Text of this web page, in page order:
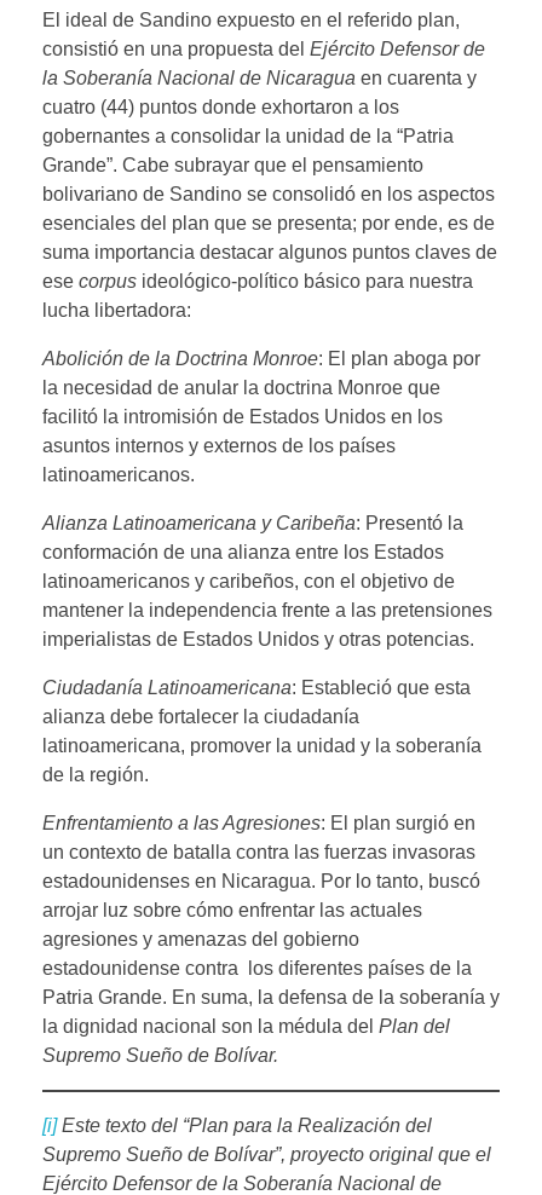
El ideal de Sandino expuesto en el referido plan,
consistió en una propuesta del Ejército Defensor de
la Soberanía Nacional de Nicaragua en cuarenta y
cuatro (44) puntos donde exhortaron a los
gobernantes a consolidar la unidad de la “Patria
Grande”. Cabe subrayar que el pensamiento
bolivariano de Sandino se consolidó en los aspectos
esenciales del plan que se presenta; por ende, es de
suma importancia destacar algunos puntos claves de
ese corpus ideológico-político básico para nuestra
lucha libertadora:
Abolición de la Doctrina Monroe: El plan aboga por
la necesidad de anular la doctrina Monroe que
facilitó la intromisión de Estados Unidos en los
asuntos internos y externos de los países
latinoamericanos.
Alianza Latinoamericana y Caribeña: Presentó la
conformación de una alianza entre los Estados
latinoamericanos y caribeños, con el objetivo de
mantener la independencia frente a las pretensiones
imperialistas de Estados Unidos y otras potencias.
Ciudadanía Latinoamericana: Estableció que esta
alianza debe fortalecer la ciudadanía
latinoamericana, promover la unidad y la soberanía
de la región.
Enfrentamiento a las Agresiones: El plan surgió en
un contexto de batalla contra las fuerzas invasoras
estadounidenses en Nicaragua. Por lo tanto, buscó
arrojar luz sobre cómo enfrentar las actuales
agresiones y amenazas del gobierno
estadounidense contra los diferentes países de la
Patria Grande. En suma, la defensa de la soberanía y
la dignidad nacional son la médula del Plan del
Supremo Sueño de Bolívar.
[i]Este texto del “Plan para la Realización del
Supremo Sueño de Bolívar”, proyecto original que el
Ejército Defensor de la Soberanía Nacional de